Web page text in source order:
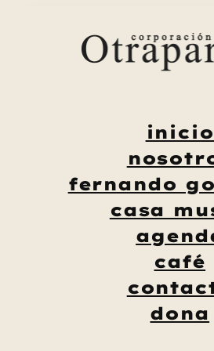
inicio
fernando
casa
café
dona